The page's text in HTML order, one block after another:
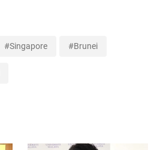
Singapore Brunei